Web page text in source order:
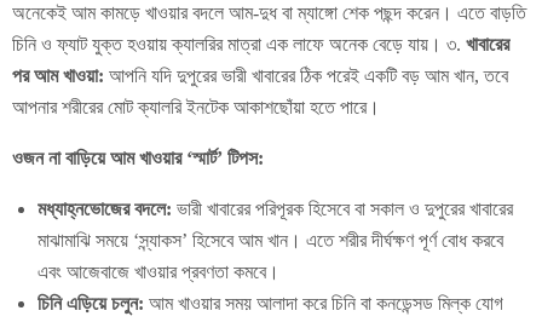
অনেকেই আম কামড়ে খাওয়ার বদলে আম-দুধ বা ম্যাঙ্গো শেক পছন্দ করেন। এতে বাড়তি
চিনি ও ফ্যাট যুক্ত হওয়ায় ক্যালরির মাত্রা এক লাফে অনেক বেড়ে যায়। ৩. খাবারের
পর আম খাওয়া: আপনি যদি দুপুরের ভারী খাবারের ঠিক পরেই একটি বড় আম খান, তবে
আপনার শরীরের মোট ক্যালরি ইনটেক আকাশছোঁয়া হতে পারে।
ওজন না বাড়িয়ে আম খাওয়ার ‘স্মার্ট’ টিপস:
মধ্যাহ্নভোজের বদলে: ভারী খাবারের পরিপূরক হিসেবে বা সকাল ও দুপুরের খাবারের
মাঝামাঝি সময়ে ‘স্ন্যাকস’ হিসেবে আম খান। এতে শরীর দীর্ঘক্ষণ পূর্ণ বোধ করবে
এবং আজেবাজে খাওয়ার প্রবণতা কমবে।
চিনি এড়িয়ে চলুন: আম খাওয়ার সময় আলাদা করে চিনি বা কনডেন্সড মিল্ক যোগ